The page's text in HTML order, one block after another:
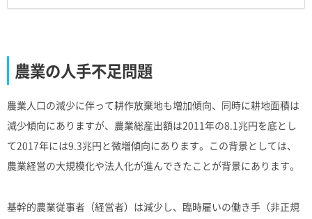
農業の人手不足問題
農業人口の減少に伴って耕作放棄地も増加傾向、同時に耕地面積は
減少傾向にありますが、農業総産出額は2011年の8.1兆円を底とし
て2017年には9.3兆円と微増傾向にあります。この背景としては、
農業経営の大規模化や法人化が進んできたことが背景にあります。
基幹的農業従事者（経営者）は減少し、臨時雇いの働き手（非正規